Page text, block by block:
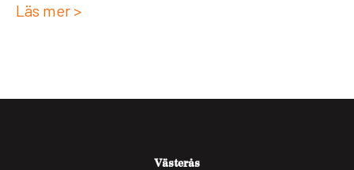
Läs mer >
Västerås